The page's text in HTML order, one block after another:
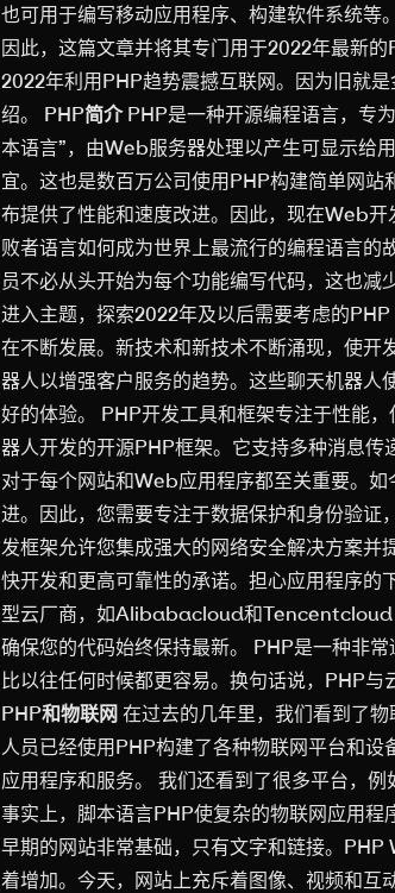
也可用于编写移动应用程序、构建软件系统等
因此，这篇文章并将其专门用于2022年最新
2022年利用PHP趋势震撼互联网。因为旧就
绍。 PHP简介PHP是一种开源编程语言，专
本语言”，由Web服务器处理以产生可显示给
宜。这也是数百万公司使用PHP构建简单网
布提供了性能和速度改进。因此，现在Web
败者语言如何成为世界上最流行的编程语言
员不必从头开始为每个功能编写代码，这也减
进入主题，探索2022年及以后需要考虑的PHP
在不断发展。新技术和新技术不断涌现，使
器人以增强客户服务的趋势。这些聊天机器
好的体验。 PHP开发工具和框架专注于性能
器人开发的开源PHP框架。它支持多种消息
对于每个网站和Web应用程序都至关重要。
进。因此，您需要专注于数据保护和身份验
发框架允许您集成强大的网络安全解决方案并
快开发和更高可靠性的承诺。担心应用程序
型云厂商，如Alibabacloud和Tencentcloud
确保您的代码始终保持最新。 PHP是一种非
比以往任何时候都更容易。换句话说，PHP
PHP和物联网 在过去的几年里，我们看到了
人员已经使用PHP构建了各种物联网平台和
应用程序和服务。 我们还看到了很多平台，
事实上，脚本语言PHP使复杂的物联网应用程
早期的网站非常基础，只有文字和链接。
着增加。今天，网站上充斥着图像、视频和